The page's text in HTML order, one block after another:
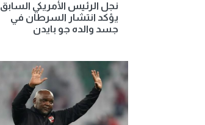
نجل الرئيس الأمريكي السابق
يؤكد انتشار السرطان في
جسد والده جو بايدن